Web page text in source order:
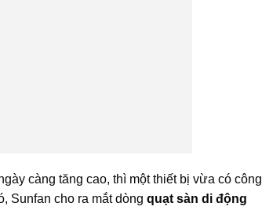
càng tăng cao, thì một thiết bị vừa có công
Sunfan cho ra mắt dòng quạt sàn di động